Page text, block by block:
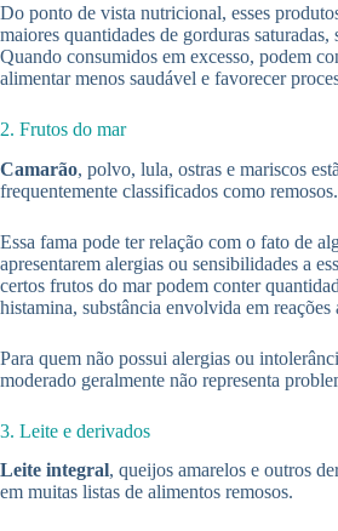
Do ponto de vista nutricional, esses
maiores quantidades de gorduras
Quando consumidos em excesso, podem
alimentar menos saudável e favorecer
2. Frutos do mar
Camarão, polvo, lula, ostras e mariscos
frequentemente classificados como remosos.
Essa fama pode ter relação com o fato de
apresentarem alergias ou sensibilidades a
certos frutos do mar podem conter
histamina, substância envolvida em
Para quem não possui alergias ou
moderado geralmente não representa
3. Leite e derivados
Leite integral, queijos amarelos e outros
em muitas listas de alimentos remosos.